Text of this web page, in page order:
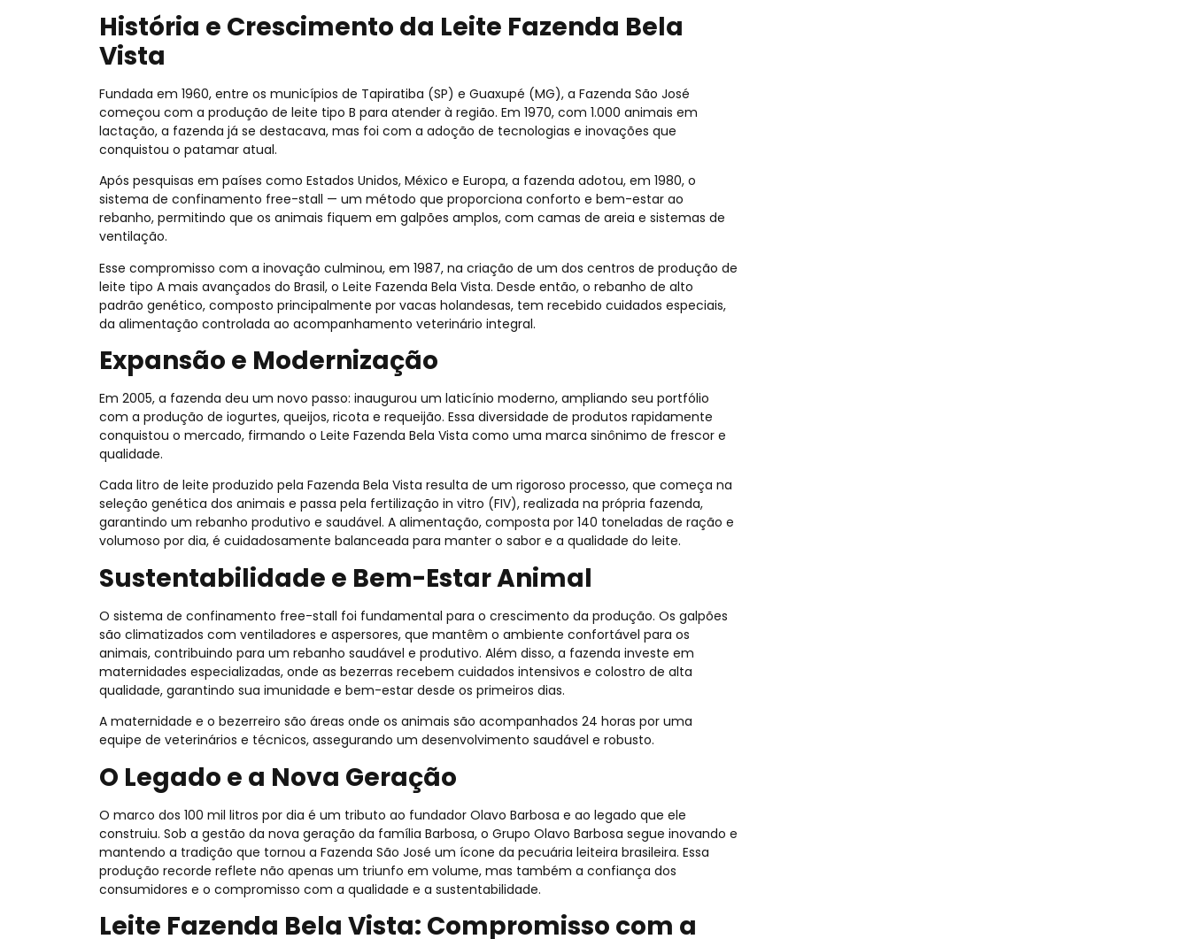
História e Crescimento da Leite Fazenda Bela
Vista
Fundada em 1960, entre os municípios de Tapiratiba (SP) e Guaxupé (MG), a Fazenda São José
começou com a produção de leite tipo B para atender à região. Em 1970, com 1.000 animais em
lactação, a fazenda já se destacava, mas foi com a adoção de tecnologias e inovações que
conquistou o patamar atual.
Após pesquisas em países como Estados Unidos, México e Europa, a fazenda adotou, em 1980, o
sistema de confinamento free-stall — um método que proporciona conforto e bem-estar ao
rebanho, permitindo que os animais fiquem em galpões amplos, com camas de areia e sistemas de
ventilação.
Esse compromisso com a inovação culminou, em 1987, na criação de um dos centros de produção de
leite tipo A mais avançados do Brasil, o Leite Fazenda Bela Vista. Desde então, o rebanho de alto
padrão genético, composto principalmente por vacas holandesas, tem recebido cuidados especiais,
da alimentação controlada ao acompanhamento veterinário integral.
Expansão e Modernização
Em 2005, a fazenda deu um novo passo: inaugurou um laticínio moderno, ampliando seu portfólio
com a produção de iogurtes, queijos, ricota e requeijão. Essa diversidade de produtos rapidamente
conquistou o mercado, firmando o Leite Fazenda Bela Vista como uma marca sinônimo de frescor e
qualidade.
Cada litro de leite produzido pela Fazenda Bela Vista resulta de um rigoroso processo, que começa na
seleção genética dos animais e passa pela fertilização in vitro (FIV), realizada na própria fazenda,
garantindo um rebanho produtivo e saudável. A alimentação, composta por 140 toneladas de ração e
volumoso por dia, é cuidadosamente balanceada para manter o sabor e a qualidade do leite.
Sustentabilidade e Bem-Estar Animal
O sistema de confinamento free-stall foi fundamental para o crescimento da produção. Os galpões
são climatizados com ventiladores e aspersores, que mantêm o ambiente confortável para os
animais, contribuindo para um rebanho saudável e produtivo. Além disso, a fazenda investe em
maternidades especializadas, onde as bezerras recebem cuidados intensivos e colostro de alta
qualidade, garantindo sua imunidade e bem-estar desde os primeiros dias.
A maternidade e o bezerreiro são áreas onde os animais são acompanhados 24 horas por uma
equipe de veterinários e técnicos, assegurando um desenvolvimento saudável e robusto.
O Legado e a Nova Geração
O marco dos 100 mil litros por dia é um tributo ao fundador Olavo Barbosa e ao legado que ele
construiu. Sob a gestão da nova geração da família Barbosa, o Grupo Olavo Barbosa segue inovando e
mantendo a tradição que tornou a Fazenda São José um ícone da pecuária leiteira brasileira. Essa
produção recorde reflete não apenas um triunfo em volume, mas também a confiança dos
consumidores e o compromisso com a qualidade e a sustentabilidade.
Leite Fazenda Bela Vista: Compromisso com a